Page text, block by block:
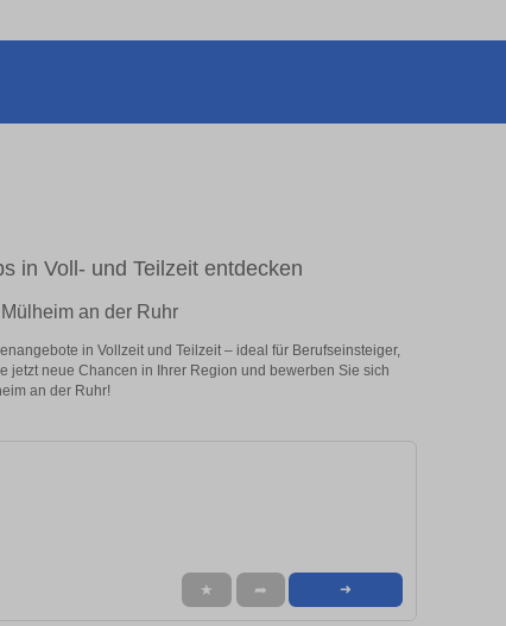
in Voll- und Teilzeit entdecken
an der Ruhr
in Vollzeit und Teilzeit – ideal für Berufseinsteiger,
jetzt neue Chancen in Ihrer Region und bewerben Sie sich
an der Ruhr!
★ ➦ ➜